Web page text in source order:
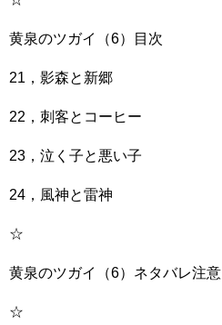
黄泉のツガイ（6）目次
21，影森と新郷
22，刺客とコーヒー
23，泣く子と悪い子
24，風神と雷神
☆
黄泉のツガイ（6）ネタバレ注意
☆